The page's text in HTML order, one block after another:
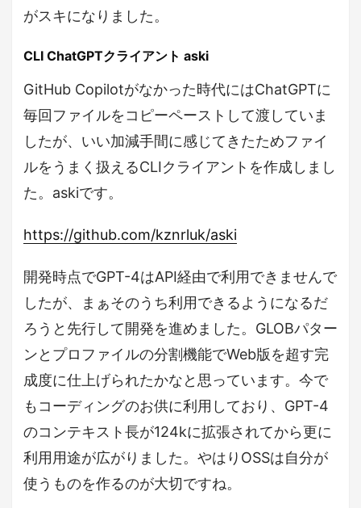
がスキになりました。
CLI ChatGPTクライアント aski
GitHub Copilotがなかった時代にはChatGPTに
毎回ファイルをコピーペーストして渡していま
したが、いい加減手間に感じてきたためファイ
ルをうまく扱えるCLIクライアントを作成しまし
た。askiです。
https://github.com/kznrluk/aski
開発時点でGPT-4はAPI経由で利用できませんで
したが、まぁそのうち利用できるようになるだ
ろうと先行して開発を進めました。GLOBパター
ンとプロファイルの分割機能でWeb版を超す完
成度に仕上げられたかなと思っています。今で
もコーディングのお供に利用しており、GPT-4
のコンテキスト長が124kに拡張されてから更に
利用用途が広がりました。やはりOSSは自分が
使うものを作るのが大切ですね。